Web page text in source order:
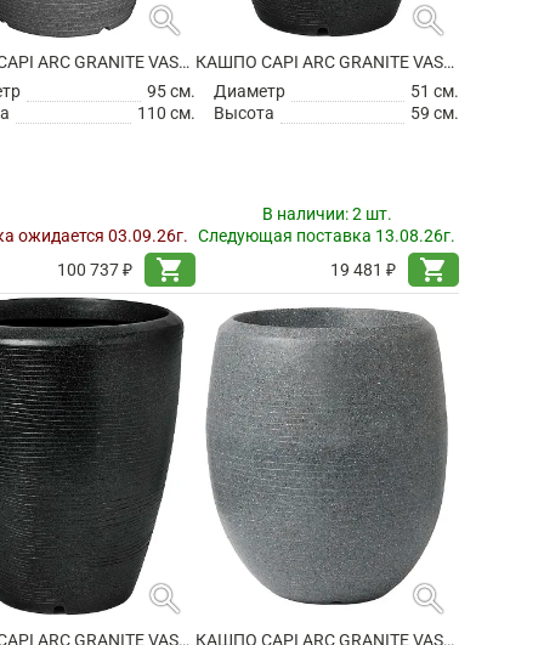
search
КАШПО CAPI ARC GRANITE VASE ELEGANT ANTHRACITE
95 см.
110 см.
ожидается 03.09.26г.
100 737 ₽
shopping_cart
search
КАШПО CAPI ARC GRANITE VASE ELEGANT BLACK
Диаметр
51 см.
Высота
59 см.
В наличии:2 шт.
Следующая поставка 13.08.26г.
19 481 ₽
shopping_cart
search
КАШПО CAPI ARC GRANITE VASE ELEGANT BLACK
search
КАШПО CAPI ARC GRANITE VASE ELEGANT DELUXE ANTHRACITE